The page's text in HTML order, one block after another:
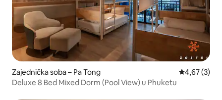
Zajednička soba – Pa Tong Prosječna
4,67 (3)
Deluxe 8 Bed Mixed Dorm (Pool View) u Phuketu